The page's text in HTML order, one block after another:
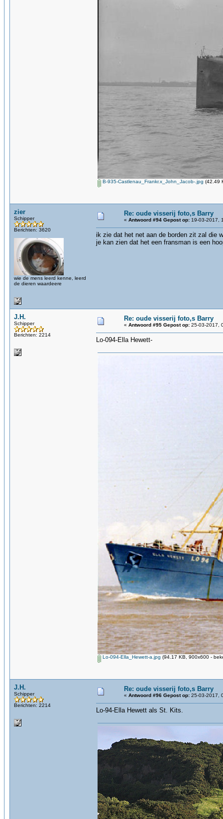
B-935-Castlenau_Frankr.x_John_Jacob-.jpg (42.49
zier
Schipper
Berichten: 3620
wie de mens leerd kenne, leerd
de dieren waardeere
Re: oude visserij foto,s Barry
« Antwoord #94 Gepost op: 19-03-2017,
ik zie dat het net aan de borden zit zal die
je kan zien dat het een fransman is een
J.H.
Schipper
Berichten: 2214
Re: oude visserij foto,s Barry
« Antwoord #95 Gepost op: 25-03-2017,
Lo-094-Ella Hewett-
Lo-094-Ella_Hewett-a.jpg (94.17 KB, 900x600 -
J.H.
Schipper
Berichten: 2214
Re: oude visserij foto,s Barry
« Antwoord #96 Gepost op: 25-03-2017,
Lo-94-Ella Hewett als St. Kits.